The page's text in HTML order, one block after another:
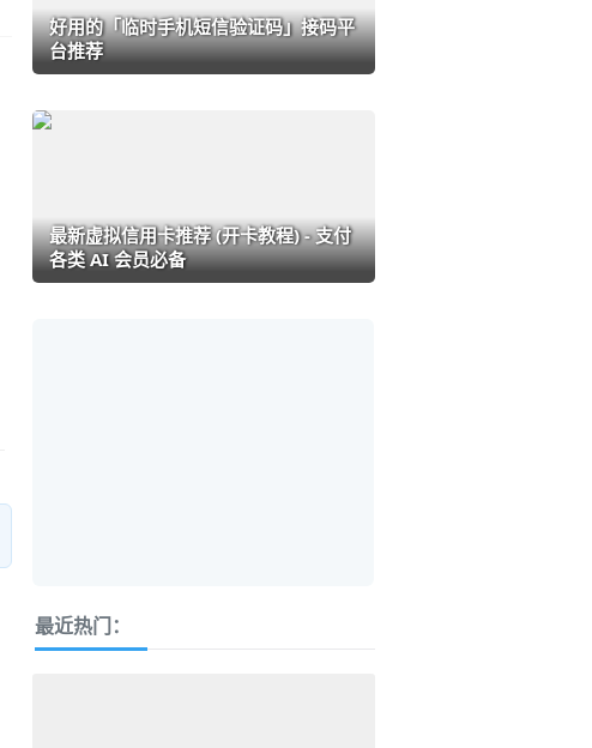
好用的「临时手机短信验证码」接码平
台推荐
最新虚拟信用卡推荐 (开卡教程) - 支付
各类 AI 会员必备
最近热门：